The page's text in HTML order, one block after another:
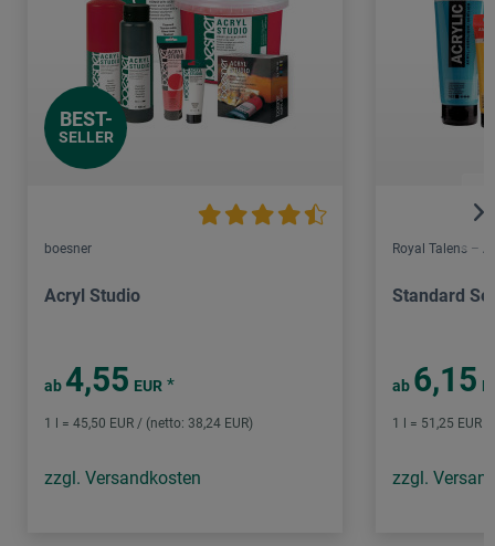
BEST-
SELLER
boesner
Acryl Studio
ab 4,55 EUR *
1 l = 45,50 EUR / (netto: 38,24 EUR)
zzgl. Versandkosten
Royal Talens –
Standard
ab 6,15
1 l = 51,25 EUR
zzgl.